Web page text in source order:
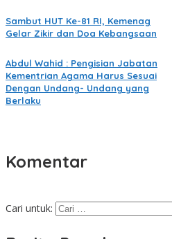
Sambut HUT Ke-81 RI, Kemenag
Gelar Zikir dan Doa Kebangsaan
Abdul Wahid : Pengisian Jabatan
Kementrian Agama Harus Sesuai
Dengan Undang- Undang yang
Berlaku
Komentar
Cari untuk: